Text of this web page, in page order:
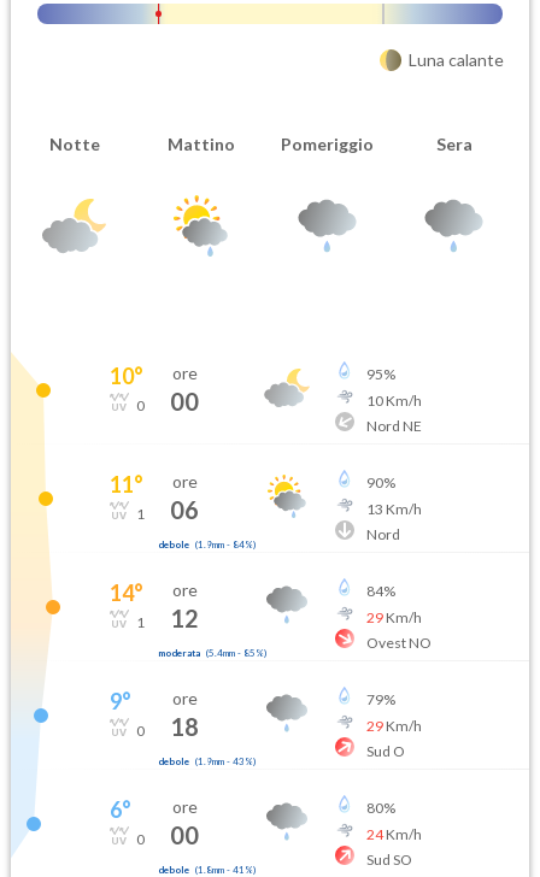
Luna calante
Notte Mattino Pomeriggio Sera
10°
0
ore
00
95%
10Km/h
Nord NE
11°
1
ore
06
debole (1.9mm- 84%)
90%
13 Km/h
Nord
14°
1
ore
12
moderata (5.4mm- 85 %)
84%
29Km/h
Ovest NO
9°
0
ore
18
debole (1.9mm- 43 %)
79%
29Km/h
Sud O
6°
0
ore
00
debole (1.8mm- 41 %)
80%
24Km/h
Sud SO